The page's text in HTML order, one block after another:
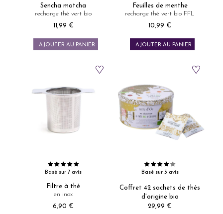
Sencha matcha
recharge thé vert bio
Prix
11,99 €
AJOUTER AU PANIER
Feuilles de menthe
recharge thé vert bio FFL
Prix
10,99 €
AJOUTER AU PANIER
Basé sur 7 avis
Filtre à thé
en inox
Prix
6,90 €
Basé sur 3 avis
Coffret 42 sachets de thés
d'origine bio
Prix
29,99 €